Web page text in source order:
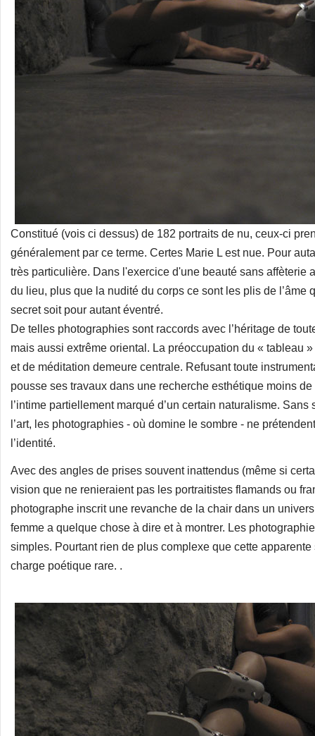
Constitué (vois ci dessus) de 182 portraits de nu, ceux-ci
généralement par ce terme. Certes Marie L est nue. Pour
très particulière. Dans l'exercice d'une beauté sans affèterie
du lieu, plus que la nudité du corps ce sont les plis de l’âme
secret soit pour autant éventré.
De telles photographies sont raccords avec l’héritage de
mais aussi extrême oriental. La préoccupation du « tableau
et de méditation demeure centrale. Refusant toute
pousse ses travaux dans une recherche esthétique moins
l’intime partiellement marqué d’un certain naturalisme.
l’art, les photographies - où domine le sombre - ne
l’identité.
Avec des angles de prises souvent inattendus (même si
vision que ne renieraient pas les portraitistes flamands ou
photographe inscrit une revanche de la chair dans un
femme a quelque chose à dire et à montrer. Les
simples. Pourtant rien de plus complexe que cette
charge poétique rare. .